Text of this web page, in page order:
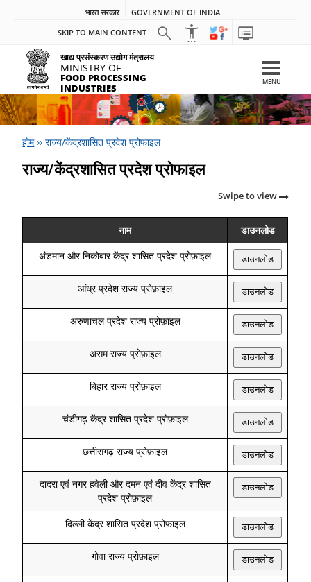
भारत सरकार
GOVERNMENT OF INDIA
SKIP TO MAIN CONTENT
खाद्य प्रसंस्करण उद्योग मंत्रालय
MINISTRY OF
FOOD PROCESSING
INDUSTRIES
MENU
होम››राज्य/केंद्रशासित प्रदेश प्रोफाइल
राज्य/केंद्रशासित प्रदेश प्रोफाइल
Swipe to view
नाम
डाउनलोड
अंडमान और निकोबार केंद्र शासित प्रदेश प्रोफ़ाइल
डाउनलोड
आंध्र प्रदेश राज्य प्रोफ़ाइल डाउनलोड
अरुणाचल प्रदेश राज्य प्रोफ़ाइल डाउनलोड
असम राज्य प्रोफ़ाइल डाउनलोड
बिहार राज्य प्रोफ़ाइल डाउनलोड
चंडीगढ़ केंद्र शासित प्रदेश प्रोफ़ाइल डाउनलोड
छत्तीसगढ़ राज्य प्रोफ़ाइल डाउनलोड
दादरा एवं नगर हवेली और दमन एवं दीव केंद्र शासित
प्रदेश प्रोफ़ाइल
डाउनलोड
दिल्ली केंद्र शासित प्रदेश प्रोफ़ाइल डाउनलोड
गोवा राज्य प्रोफ़ाइल डाउनलोड